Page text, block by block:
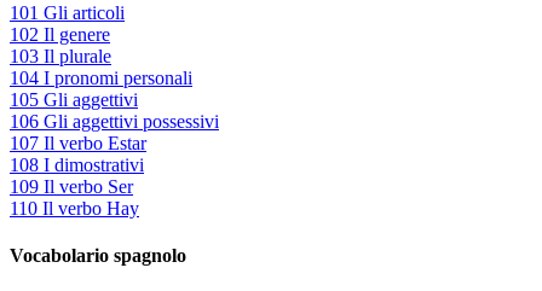
101 Gli articoli
102 Il genere
103 Il plurale
104 I pronomi personali
105 Gli aggettivi
106 Gli aggettivi possessivi
107 Il verbo Estar
108 I dimostrativi
109 Il verbo Ser
110 Il verbo Hay
Vocabolario spagnolo